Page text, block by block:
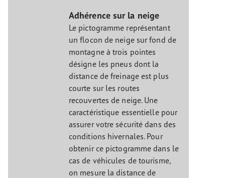
Adhérence sur la neige
Le pictogramme représentant
un flocon de neige sur fond de
montagne à trois pointes
désigne les pneus dont la
distance de freinage est plus
courte sur les routes
recouvertes de neige. Une
caractéristique essentielle pour
assurer votre sécurité dans des
conditions hivernales. Pour
obtenir ce pictogramme dans le
cas de véhicules de tourisme,
on mesure la distance de